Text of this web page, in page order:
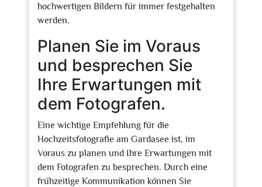
hochwertigen Bildern für immer festgehalten
werden.
Planen Sie im Voraus
und besprechen Sie
Ihre Erwartungen mit
dem Fotografen.
Eine wichtige Empfehlung für die
Hochzeitsfotografie am Gardasee ist, im
Voraus zu planen und Ihre Erwartungen mit
dem Fotografen zu besprechen. Durch eine
frühzeitige Kommunikation können Sie